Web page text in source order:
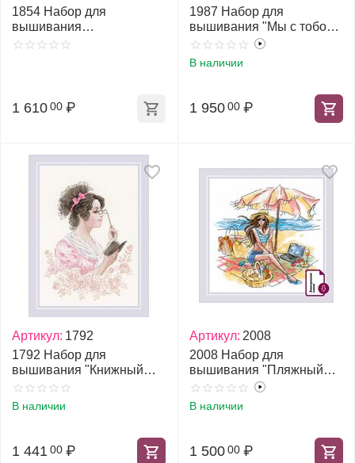
1854 Набор для
вышивания
"Древовидный пион"
1 610 00 ₽
1987 Набор для
вышивания "Мы с тобой
одной крови"
В наличии
1 950 00 ₽
Артикул: 1792
1792 Набор для
вышивания "Книжный
клуб"
В наличии
1 441 00 ₽
Артикул: 2008
2008 Набор для
вышивания "Пляжный
отдых"
В наличии
1 500 00 ₽